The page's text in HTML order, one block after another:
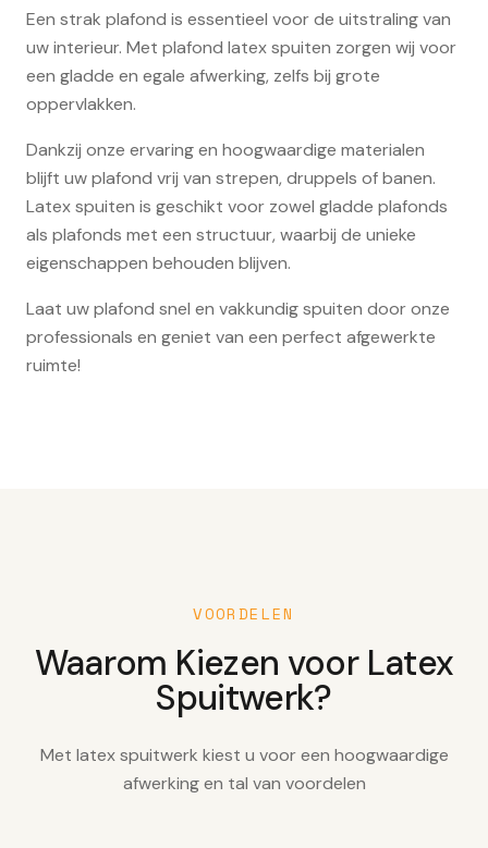
Een strak plafond is essentieel voor de uitstraling van
uw interieur. Met plafond latex spuiten zorgen wij voor
een gladde en egale afwerking, zelfs bij grote
oppervlakken.
Dankzij onze ervaring en hoogwaardige materialen
blijft uw plafond vrij van strepen, druppels of banen.
Latex spuiten is geschikt voor zowel gladde plafonds
als plafonds met een structuur, waarbij de unieke
eigenschappen behouden blijven.
Laat uw plafond snel en vakkundig spuiten door onze
professionals en geniet van een perfect afgewerkte
ruimte!
VOORDELEN
Waarom Kiezen voor Latex
Spuitwerk?
Met latex spuitwerk kiest u voor een hoogwaardige
afwerking en tal van voordelen